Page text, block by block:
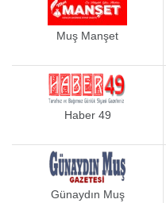
Muş Manşet
Haber 49
Günaydın Muş